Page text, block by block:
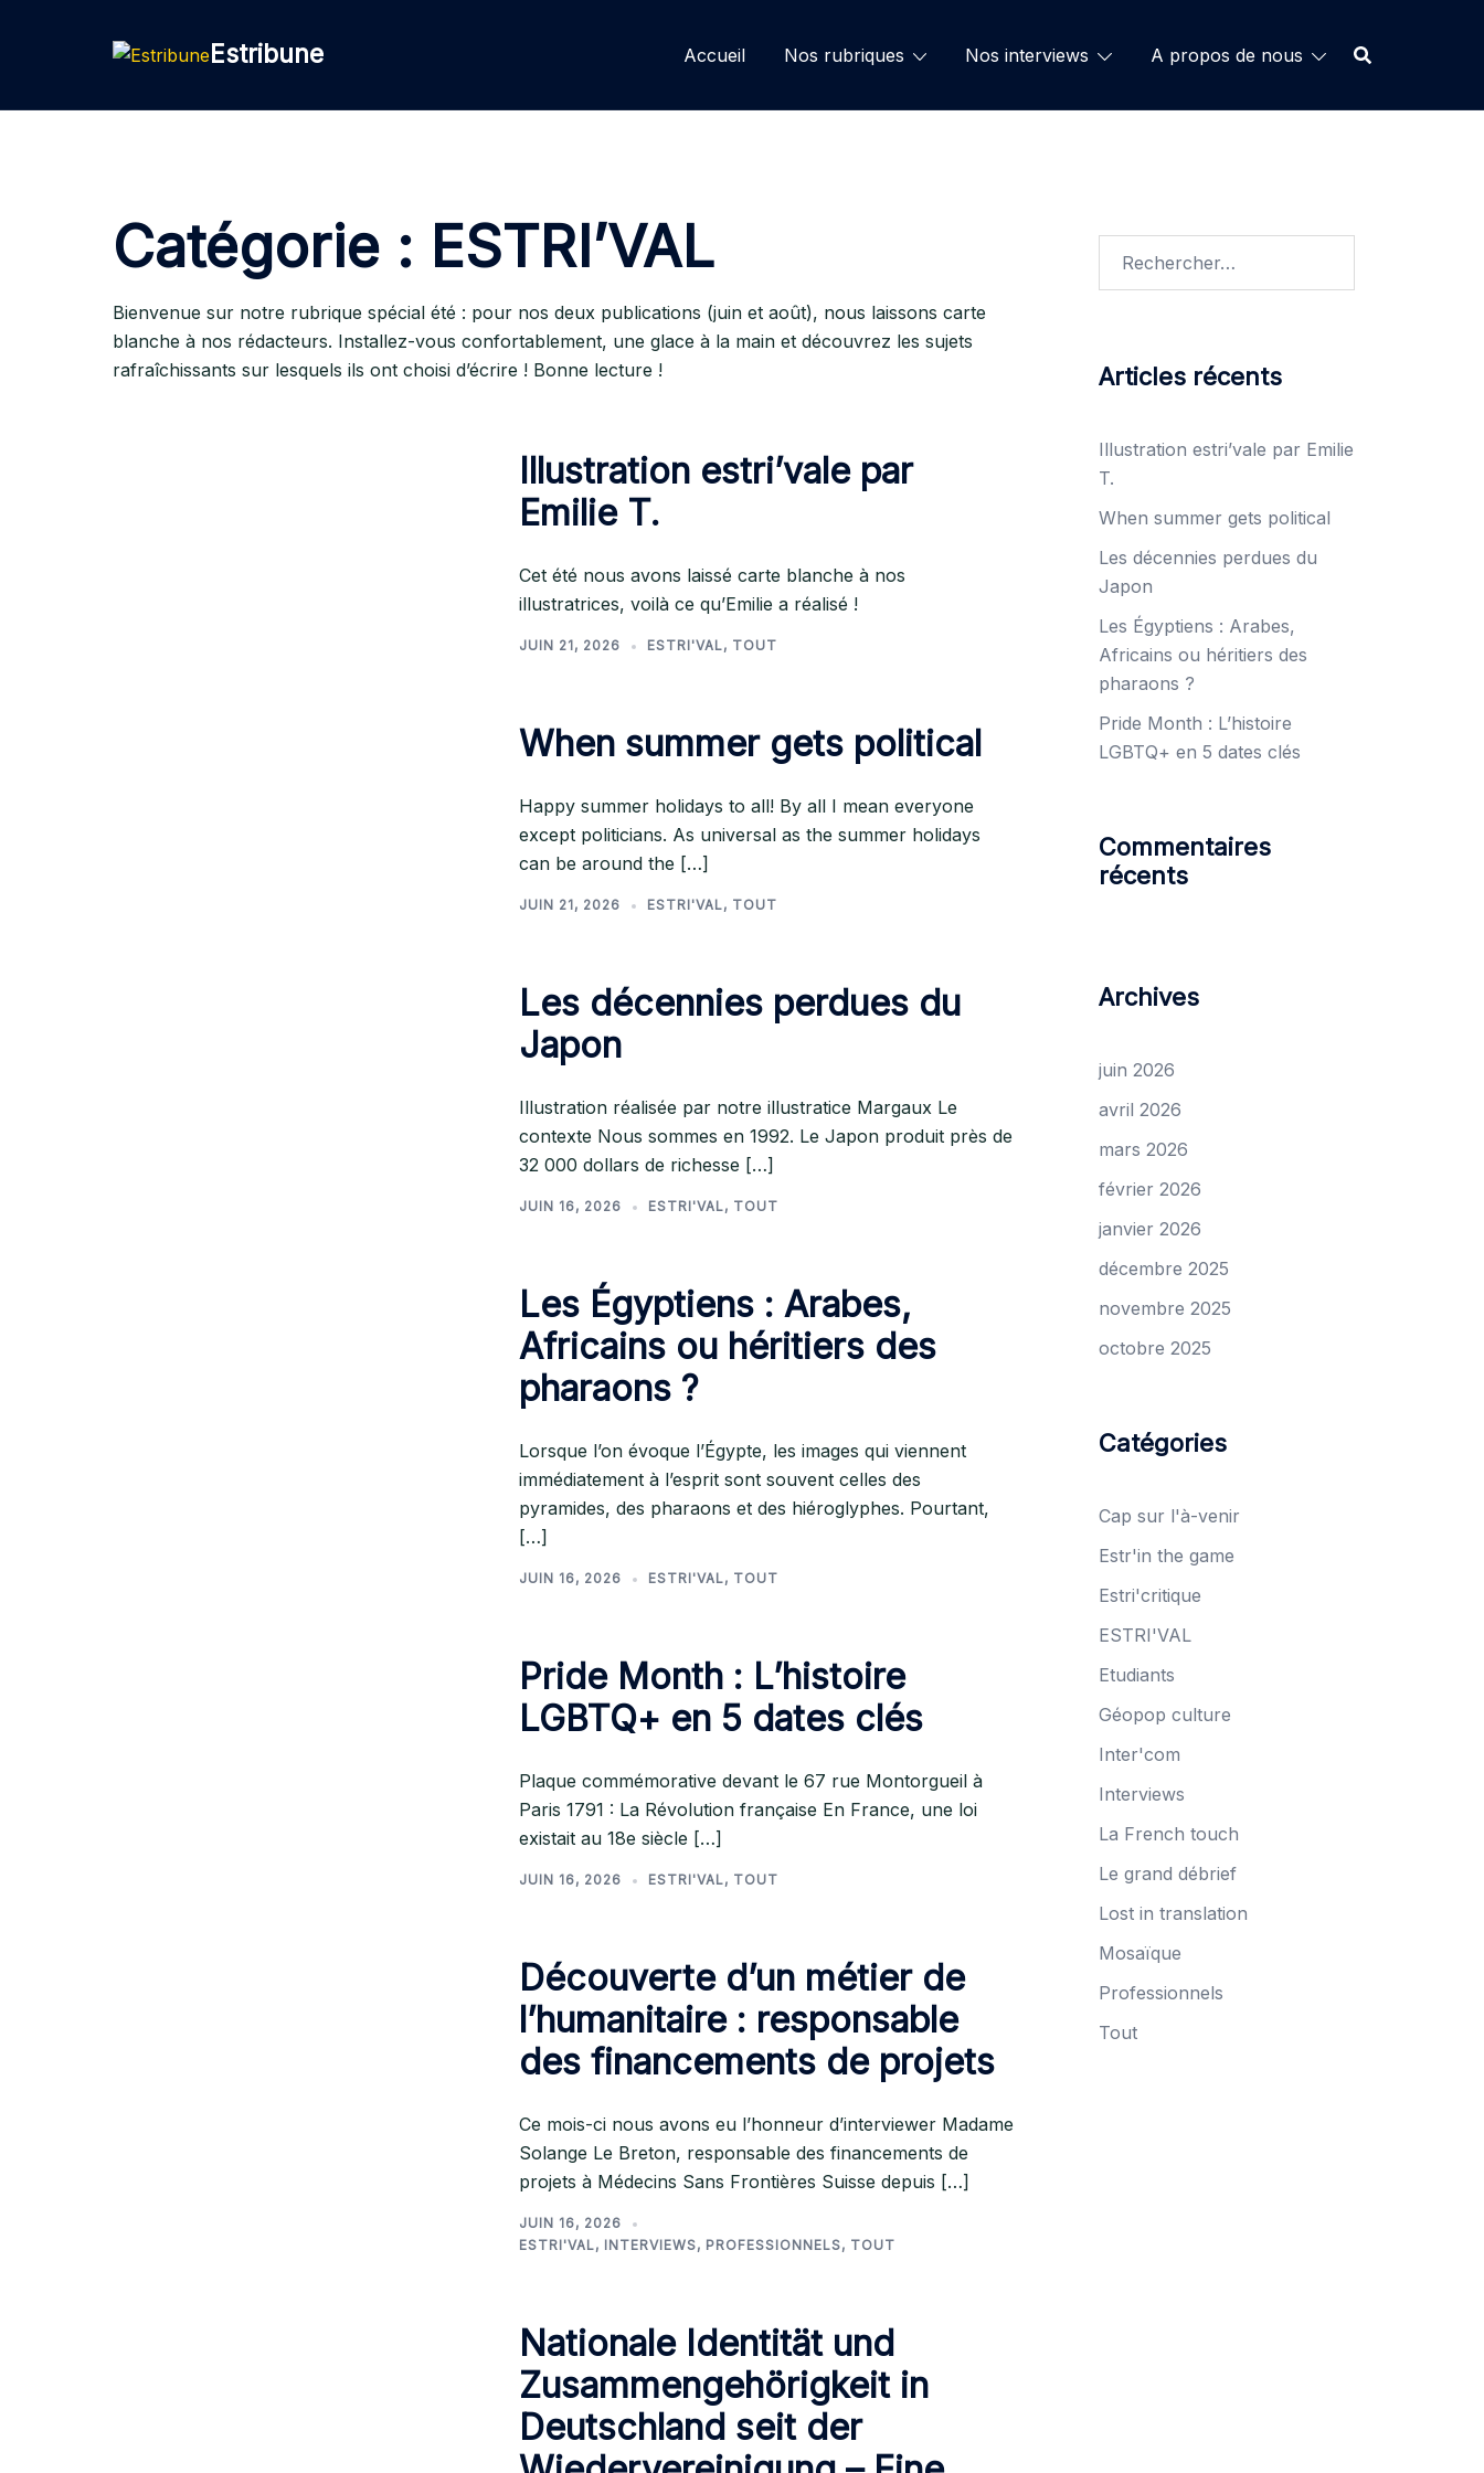
Estribune Accueil Nos rubriques Nos interviews A propos de nous
Catégorie : ESTRI’VAL
Bienvenue sur notre rubrique spécial été : pour nos deux publications (juin et août), nous laissons carte
blanche à nos rédacteurs. Installez-vous confortablement, une glace à la main et découvrez les sujets
rafraîchissants sur lesquels ils ont choisi d’écrire ! Bonne lecture !
Illustration estri’vale par
Emilie T.
Cet été nous avons laissé carte blanche à nos
illustratrices, voilà ce qu’Emilie a réalisé !
JUIN 21, 2026 ESTRI'VAL, TOUT
When summer gets political
Happy summer holidays to all! By all I mean everyone
except politicians. As universal as the summer holidays
can be around the […]
JUIN 21, 2026 ESTRI'VAL, TOUT
Les décennies perdues du
Japon
Illustration réalisée par notre illustratice Margaux Le
contexte Nous sommes en 1992. Le Japon produit près de
32 000 dollars de richesse […]
JUIN 16, 2026 ESTRI'VAL, TOUT
Les Égyptiens : Arabes,
Africains ou héritiers des
pharaons ?
Lorsque l’on évoque l’Égypte, les images qui viennent
immédiatement à l’esprit sont souvent celles des
pyramides, des pharaons et des hiéroglyphes. Pourtant,
[…]
JUIN 16, 2026 ESTRI'VAL, TOUT
Pride Month : L’histoire
LGBTQ+ en 5 dates clés
Plaque commémorative devant le 67 rue Montorgueil à
Paris 1791 : La Révolution française En France, une loi
existait au 18e siècle […]
JUIN 16, 2026 ESTRI'VAL, TOUT
Découverte d’un métier de
l’humanitaire : responsable
des financements de projets
Ce mois-ci nous avons eu l’honneur d’interviewer Madame
Solange Le Breton, responsable des financements de
projets à Médecins Sans Frontières Suisse depuis […]
JUIN 16, 2026
ESTRI'VAL, INTERVIEWS, PROFESSIONNELS, TOUT
Nationale Identität und
Zusammengehörigkeit in
Deutschland seit der
Articles récents
Illustration estri’vale par Emilie
T.
When summer gets political
Les décennies perdues du
Japon
Les Égyptiens : Arabes,
Africains ou héritiers des
pharaons ?
Pride Month : L’histoire
LGBTQ+ en 5 dates clés
Commentaires
récents
Archives
juin 2026
avril 2026
mars 2026
février 2026
janvier 2026
décembre 2025
novembre 2025
octobre 2025
Catégories
Cap sur l'à-venir
Estr'in the game
Estri'critique
ESTRI'VAL
Etudiants
Géopop culture
Inter'com
Interviews
La French touch
Le grand débrief
Lost in translation
Mosaïque
Professionnels
Tout